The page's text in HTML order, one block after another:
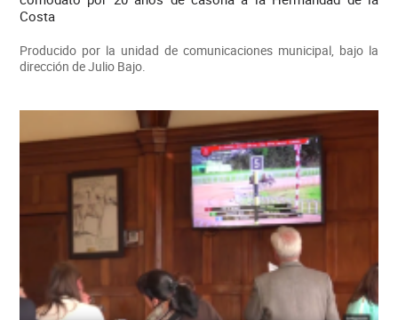
Costa
Producido por la unidad de comunicaciones municipal, bajo la
dirección de Julio Bajo.